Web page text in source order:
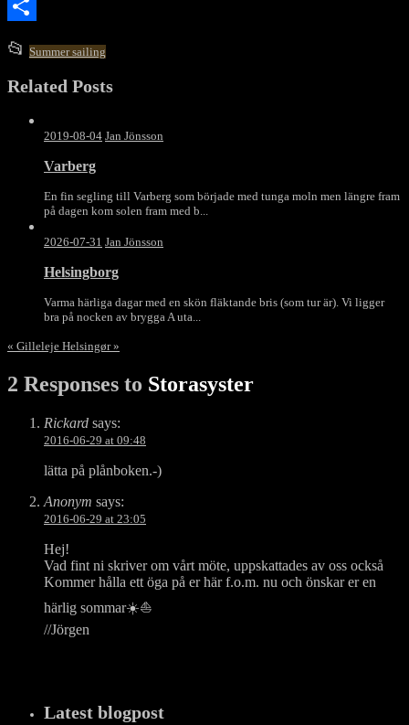
Email
📂 This
was
posted
Summer sailing
Related Posts
2019-08-04 Jan Jönsson
Varberg
En fin segling till Varberg som började med tunga moln men längre fram
på dagen kom solen fram med b...
2026-07-31 Jan Jönsson
Helsingborg
Varma härliga dagar med en skön fläktande bris (som tur är). Vi ligger
bra på nocken av brygga A uta...
« Gilleleje Helsingør»
2 Responses to Storasyster
Rickard says:
2016-06-29 at 09:48
lätta på plånboken.-)
Anonym says:
2016-06-29 at 23:05
Hej!
Vad fint ni skriver om vårt möte, uppskattades av oss också
Kommer hålla ett öga på er här f.o.m. nu och önskar er en
härlig sommar☀️⛵️
//Jörgen
Latest blogpost